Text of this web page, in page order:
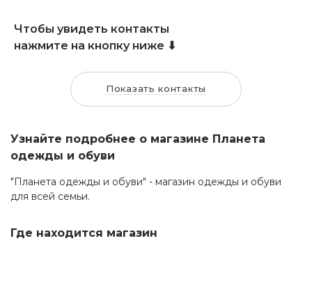
Чтобы увидеть контакты
нажмите на кнопку ниже ⬇
Показать контакты
Узнайте подробнее о магазине Планета
одежды и обуви
"Планета одежды и обуви" - магазин одежды и обуви
для всей семьи.
Где находится магазин